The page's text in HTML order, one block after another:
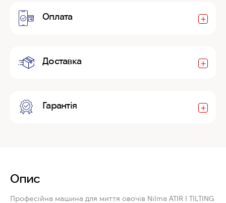
Оплата
Доставка
Гарантія
Опис
Професійна машина для миття овочів Nilma ATIR I TILTING